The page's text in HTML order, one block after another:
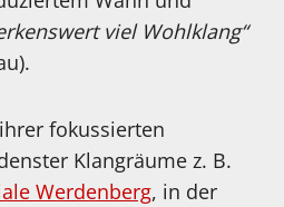
viel Wohlklang“
fokussierten
Klangräume z. B.
Werdenberg, in der